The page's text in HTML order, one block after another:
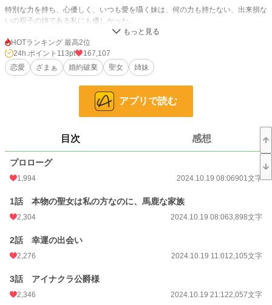
特別な力を持ち、心優しく、いつも愛を囁く妹は、何の力も持たない、出来損な
いの双子の姉である私にも優しかった。
「《ユウナ》お姉様、大好きです。ずっと、仲良しの姉妹でいましょうね」
傍から見れば、エミルは姉想いの可愛い妹で、『あんな素敵な妹がいて良かった
わね』なんて、皆から声を掛けられた。
でも違う、私と同じ顔をした双子の妹は、私を好きと言いながら、執着に近い感
情を向けて、私を独り占めしようと、全てを私に似せ、奪い、閉じ込めた。
冷たく突き放せば、妹はシクシクと泣き、聖女である妹を溺愛する両親、婚約
私は妹が大嫌いだった。
でも、それでも家族だから、たった一人の、双子の片割れだからと、ずっと我慢
してきた。
「ユウナお姉様、私、ユウナお姉様の婚約者を好きになってしまいました。《ル
キ》様は、私の想いに応えて、ユウナお姉様よりも私を好きだと言ってくれまし
た。だから、ユウナお姉様の婚約者を、私に下さいね。ユウナお姉様、大好きで
――――ずっと我慢してたけど、もう限界。
好きって言えば何でも許される免罪符じゃないのよ？
今まで家族だからって、双子の片割れだからって我慢してたけど、もう無理。
HOTランキング 最高2位
24h.ポイント 113pt
167,107
恋愛
ざまぁ 婚約破棄 聖女 姉妹
アプリで読む
目次 感想
プロローグ
1,994 2024.10.19 08:06901文字
1話 本物の聖女は私の方なのに、馬鹿な家族
2,304 2024.10.19 08:063,898文字
2話 幸運の出会い
2,276 2024.10.19 11:012,105文字
3話 アイナクラ公爵様
2,346 2024.10.19 21:122,057文字